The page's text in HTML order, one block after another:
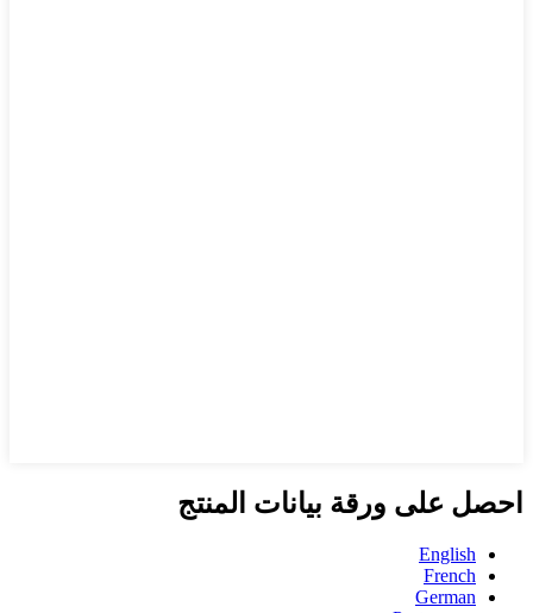
احصل على ورقة بيانات المنتج
English
French
German